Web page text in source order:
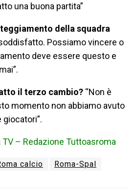
una buona partita”
della squadra
Possiamo vincere o
deve essere questo e
il terzo cambio? “Non è
momento non abbiamo avuto
TV – Redazione Tuttoasroma
calcio Roma-Spal